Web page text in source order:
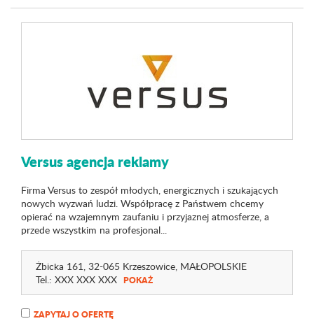
Versus agencja reklamy
Firma Versus to zespół młodych, energicznych i szukających
nowych wyzwań ludzi. Współpracę z Państwem chcemy
opierać na wzajemnym zaufaniu i przyjaznej atmosferze, a
przede wszystkim na profesjonal...
Żbicka 161, 32-065 Krzeszowice, MAŁOPOLSKIE
Tel.: XXX XXX XXX POKAŻ
ZAPYTAJ O OFERTĘ